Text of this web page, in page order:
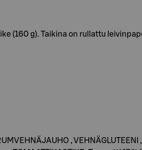
(160 g). Taikina on rullattu
,